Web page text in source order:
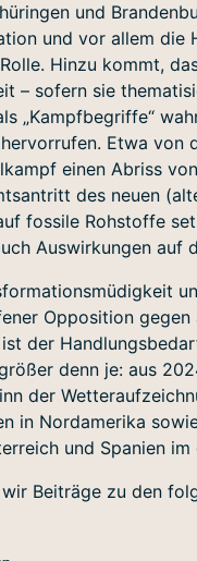
und
und vor allem die
Hinzu kommt,
– sofern sie
„Kampfbegriffe“
Etwa von
einen Abriss
des neuen
fossile Rohstoffe
Auswirkungen auf
Opposition
der
denn je: aus
der
in Nordamerika
und Spanien
Beiträge zu den